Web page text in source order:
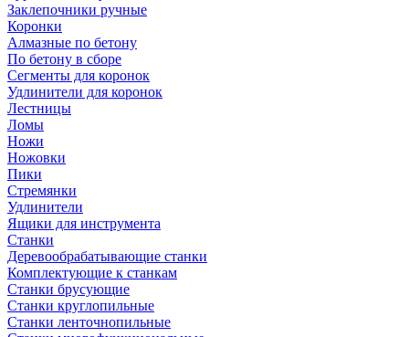
Заклепочники ручные
Коронки
Алмазные по бетону
По бетону в сборе
Сегменты для коронок
Удлинители для коронок
Лестницы
Ломы
Ножи
Ножовки
Пики
Стремянки
Удлинители
Ящики для инструмента
Станки
Деревообрабатывающие станки
Комплектующие к станкам
Станки брусующие
Станки круглопильные
Станки ленточнопильные